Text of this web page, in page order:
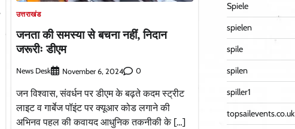
उत्तराखंड
जनता की समस्या से बचना नहीं, निदान
जरूरीः डीएम
News Desk November 6, 2024 0
जन विश्वास, संवर्धन पर डीएम के बढ़ते कदम स्ट्रीट
लाइट व गार्बेज पॉइंट पर क्यूआर कोड लगाने की
अभिनव पहल की कवायद आधुनिक तकनीकी के […]
Spiele
spielen
spile
spilen
spiller1
topsailevents.co.uk